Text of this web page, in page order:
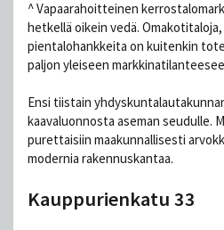
^ Vapaarahoitteinen
hetkellä oikein vedä.
pientalohankkeita on kuitenkin
paljon yleiseen
Ensi tiistain
kaavaluonnosta aseman seudulle.
purettaisiin maakunnallisesti
modernia rakennuskantaa.
Kauppurienkatu 33